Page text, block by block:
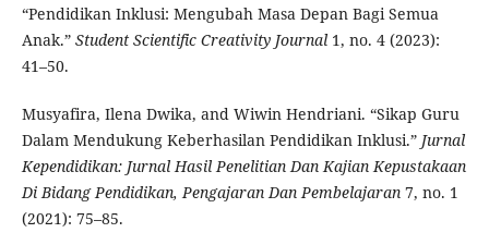
“Pendidikan Inklusi: Mengubah Masa Depan Bagi Semua
Anak.” Student Scientific Creativity Journal1, no. 4 (2023):
41–50.
Musyafira, Ilena Dwika, and Wiwin Hendriani. “Sikap Guru
Dalam Mendukung Keberhasilan Pendidikan Inklusi.” Jurnal
Kependidikan: Jurnal Hasil Penelitian Dan Kajian Kepustakaan
Di Bidang Pendidikan, Pengajaran Dan Pembelajaran7, no. 1
(2021): 75–85.